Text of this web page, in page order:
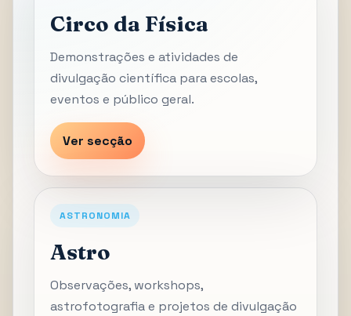
Circo da Física
Demonstrações e atividades de
divulgação científica para escolas,
eventos e público geral.
Ver secção
ASTRONOMIA
Astro
Observações, workshops,
astrofotografia e projetos de divulgação